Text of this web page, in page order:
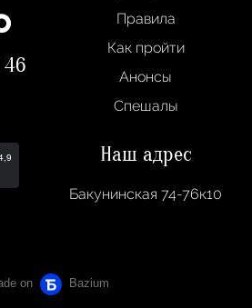
46
Правила
Как пройти
Анонсы
Спешалы
Наш адрес
Бакунинская 74-76к10
on Bazium